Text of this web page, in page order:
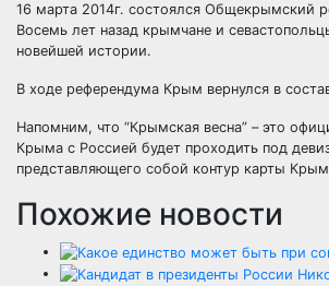
16 марта 2014г. состоялся Общекрымский
Восемь лет назад крымчане и
новейшей истории.
В ходе референдума Крым вернулся в
Напомним, что “Крымская весна” – это
Крыма с Россией будет проходить под
представляющего собой контур карты
Похожие новости